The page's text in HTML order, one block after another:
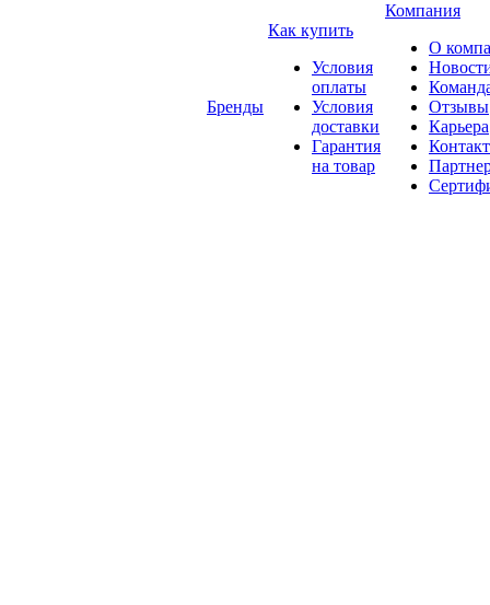
Бренды
Как купить
Условия
оплаты
Условия
доставки
Гарантия
на товар
Компания
О
Отзывы
Карьера